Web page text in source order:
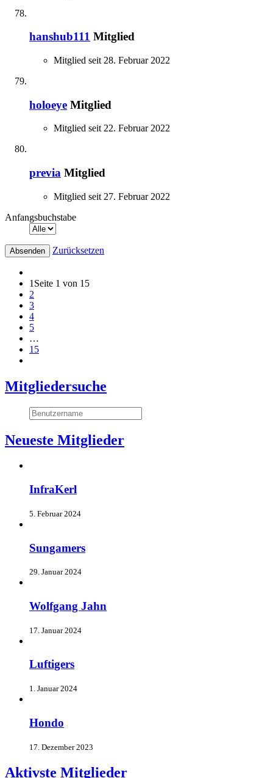
hanshub111 Mitglied
Mitglied seit 28. Februar 2022
holoeye Mitglied
Mitglied seit 22. Februar 2022
previa Mitglied
Mitglied seit 27. Februar 2022
Anfangsbuchstabe
Zurücksetzen
1 Seite 1 von 15
2
3
4
5
…
15
Mitgliedersuche
Neueste Mitglieder
InfraKerl
5. Februar 2024
Sungamers
29. Januar 2024
Wolfgang Jahn
17. Januar 2024
Luftigers
1. Januar 2024
Hondo
17. Dezember 2023
Aktivste Mitglieder